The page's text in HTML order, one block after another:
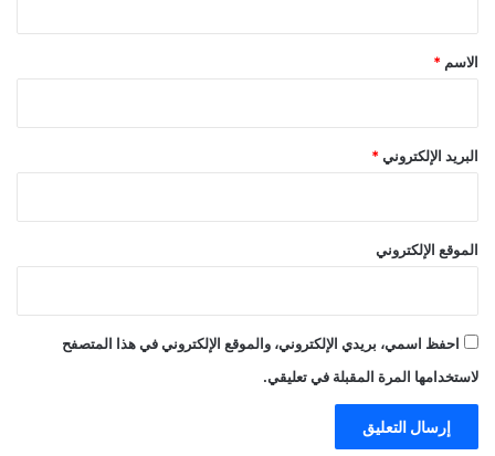
*
الاسم *
البريد الإلكتروني *
الموقع الإلكتروني
احفظ اسمي، بريدي الإلكتروني، والموقع الإلكتروني في هذا المتصفح
لاستخدامها المرة المقبلة في تعليقي.